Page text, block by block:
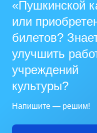
«Пушкинской
или
билетов?
улучшить
учреждений
культуры?
Напишите — решим!